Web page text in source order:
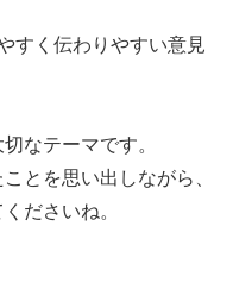
すく伝わりやすい意見
なテーマです。
とを思い出しながら、
ださいね。